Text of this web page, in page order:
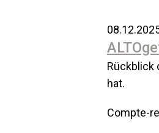
Rückblick
hat.
Compte-